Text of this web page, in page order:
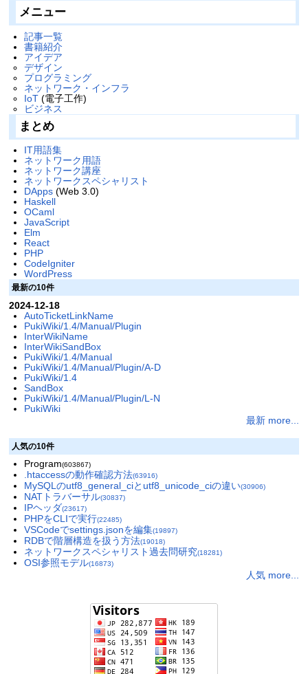
メニュー
記事一覧
書籍紹介
アイデア
デザイン
プログラミング
ネットワーク・インフラ
IoT(電子工作)
ビジネス
まとめ
IT用語集
ネットワーク用語
ネットワーク講座
ネットワークスペシャリスト
DApps(Web 3.0)
Haskell
OCaml
JavaScript
Elm
React
PHP
CodeIgniter
WordPress
最新の10件
2024-12-18
AutoTicketLinkName
PukiWiki/1.4/Manual/Plugin
InterWikiName
InterWikiSandBox
PukiWiki/1.4/Manual
PukiWiki/1.4/Manual/Plugin/A-D
PukiWiki/1.4
SandBox
PukiWiki/1.4/Manual/Plugin/L-N
PukiWiki
最新 more...
人気の10件
Program(603867)
.htaccessの動作確認方法(63916)
MySQLのutf8_general_ciとutf8_unicode_ciの違い(30906)
NATトラバーサル(30837)
IPヘッダ(23617)
PHPをCLIで実行(22485)
VSCodeでsettings.jsonを編集(19897)
RDBで階層構造を扱う方法(19018)
ネットワークスペシャリスト過去問研究(18281)
OSI参照モデル(16873)
人気 more...